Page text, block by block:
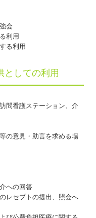
会
利用
る利用
としての利用
問看護ステーション、介
の意見・助言を求める場
への回答
レセプトの提出、照会へ